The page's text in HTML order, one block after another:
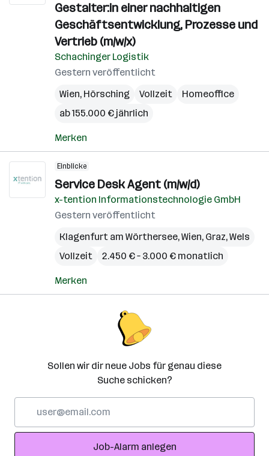
Gestalter:in einer nachhaltigen
Geschäftsentwicklung, Prozesse und
Vertrieb (m/w/x)
Schachinger Logistik
Gestern veröffentlicht
Wien, Hörsching Vollzeit
Homeoffice
ab 155.000 € jährlich
Merken
Einblicke
Service Desk Agent (m/w/d)
x-tention Informationstechnologie GmbH
Gestern veröffentlicht
Klagenfurt am Wörthersee,Wien, Graz,Wels
Vollzeit
2.450 € – 3.000 € monatlich
Merken
Sollen wir dir neue Jobs für genau diese
Suche schicken?
Adresse
Job-Alarm anlegen